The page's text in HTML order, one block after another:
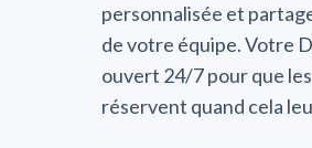
personnalisée et
de votre équipe. Votre
ouvert 24/7 pour que
réservent quand cela